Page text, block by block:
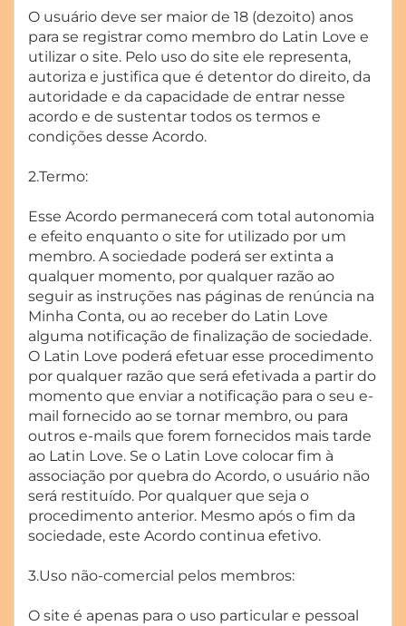
O usuário deve ser maior de 18 (dezoito) anos
para se registrar como membro do Latin Love e
utilizar o site. Pelo uso do site ele representa,
autoriza e justifica que é detentor do direito, da
autoridade e da capacidade de entrar nesse
acordo e de sustentar todos os termos e
condições desse Acordo.
2.Termo:
Esse Acordo permanecerá com total autonomia
e efeito enquanto o site for utilizado por um
membro. A sociedade poderá ser extinta a
qualquer momento, por qualquer razão ao
seguir as instruções nas páginas de renúncia na
Minha Conta, ou ao receber do Latin Love
alguma notificação de finalização de sociedade.
O Latin Love poderá efetuar esse procedimento
por qualquer razão que será efetivada a partir do
momento que enviar a notificação para o seu e-
mail fornecido ao se tornar membro, ou para
outros e-mails que forem fornecidos mais tarde
ao Latin Love. Se o Latin Love colocar fim à
associação por quebra do Acordo, o usuário não
será restituído. Por qualquer que seja o
procedimento anterior. Mesmo após o fim da
sociedade, este Acordo continua efetivo.
3.Uso não-comercial pelos membros:
O site é apenas para o uso particular e pessoal